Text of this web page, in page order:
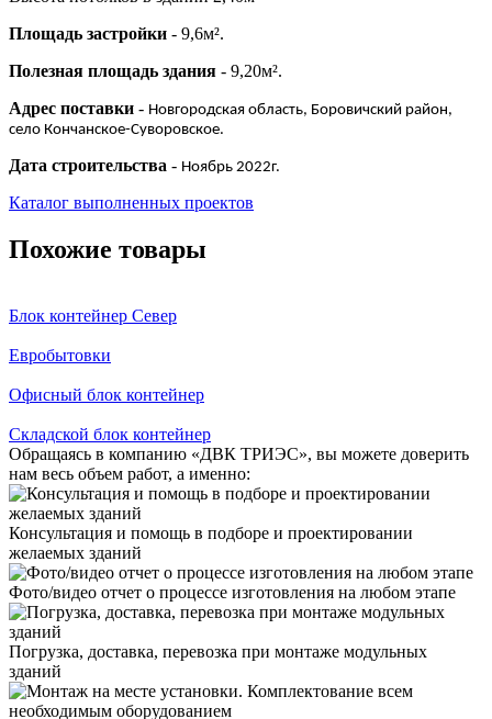
Площадь застройки - 9,6м².
Полезная площадь здания - 9,20м².
Адрес поставки - Новгородская область, Боровичский район,
село Кончанское-Суворовское.
Дата строительства - Ноябрь 2022г.
Каталог выполненных проектов
Похожие товары
Блок контейнер Север
Евробытовки
Офисный блок контейнер
Складской блок контейнер
Обращаясь в компанию «ДВК ТРИЭС», вы можете доверить
нам весь объем работ, а именно:
Консультация и помощь в подборе и проектировании
желаемых зданий
Фото/видео отчет о процессе изготовления на любом этапе
Погрузка, доставка, перевозка при монтаже модульных
зданий